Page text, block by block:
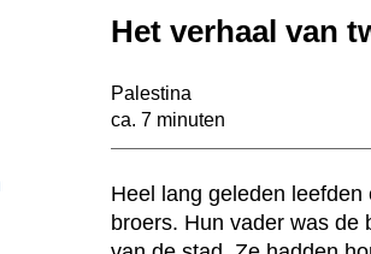
Het verhaal van
Palestina
ca. 7 minuten
Heel lang geleden
broers. Hun vader was de